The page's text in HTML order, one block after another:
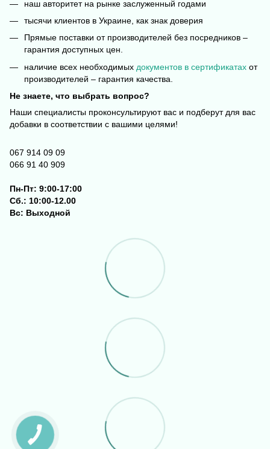
наш авторитет на рынке заслуженный годами
тысячи клиентов в Украине, как знак доверия
Прямые поставки от производителей без посредников –
гарантия доступных цен.
наличие всех необходимых документов в сертификатах от
производителей – гарантия качества.
Не знаете, что выбрать вопрос?
Наши специалисты проконсультируют вас и подберут для вас
добавки в соответствии с вашими целями!
067 914 09 09
066 91 40 909
Пн-Пт: 9:00-17:00
Сб.: 10:00-12.00
Вс: Выходной